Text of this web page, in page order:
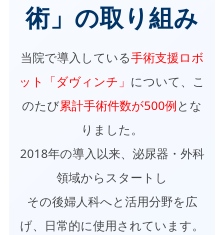
術」の取り組み
当院で導入している手術支援ロボ
ット「ダヴィンチ」 について、こ
のたび累計手術件数が500例とな
りました。
2018年の導入以来、泌尿器・外科
領域からスタートし
その後婦人科へと活用分野を広
げ、日常的に使用されています。